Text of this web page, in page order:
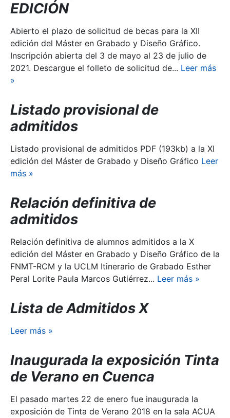
EDICIÓN
Abierto el plazo de solicitud de becas para la XII
edición del Máster en Grabado y Diseño Gráfico.
Inscripción abierta del 3 de mayo al 23 de julio de
2021. Descargue el folleto de solicitud de... Leer más
»
Listado provisional de
admitidos
Listado provisional de admitidos PDF (193kb) a la XI
edición del Máster de Grabado y Diseño Gráfico Leer
más »
Relación definitiva de
admitidos
Relación definitiva de alumnos admitidos a la X
edición del Máster en Grabado y Diseño Gráfico de la
FNMT-RCM y la UCLM Itinerario de Grabado Esther
Peral Lorite Paula Marcos Gutiérrez... Leer más »
Lista de Admitidos X
Leer más »
Inaugurada la exposición Tinta
de Verano en Cuenca
El pasado martes 22 de enero fue inaugurada la
exposición de Tinta de Verano 2018 en la sala ACUA